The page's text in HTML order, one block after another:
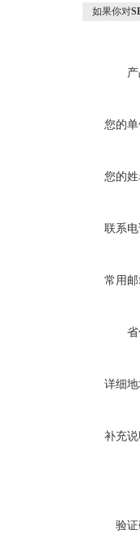
如果你对
产
您的单
您的姓
联系电
常用邮
省
详细地
补充说
验证